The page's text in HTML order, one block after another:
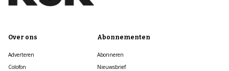
Over ons
Adverteren
Colofon
Abonnementen
Abonneren
Nieuwsbrief